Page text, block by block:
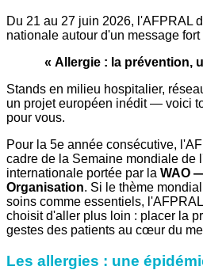
Du 21 au 27 juin 2026, l'AFPRAL
nationale autour d'un message fort
« Allergie : la prévention,
Stands en milieu hospitalier,
un projet européen inédit — voici
pour vous.
Pour la 5e année consécutive,
cadre de la Semaine mondiale de
internationale portée par la WAO
Organisation. Si le thème
soins comme essentiels,
choisit d'aller plus loin : placer la
gestes des patients au cœur du
Les allergies : une